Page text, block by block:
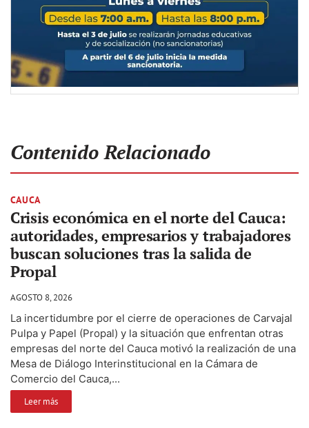
Contenido Relacionado
CAUCA
Crisis económica en el norte del Cauca:
autoridades, empresarios y trabajadores
buscan soluciones tras la salida de
Propal
AGOSTO 8, 2026
La incertidumbre por el cierre de operaciones de Carvajal
Pulpa y Papel (Propal) y la situación que enfrentan otras
empresas del norte del Cauca motivó la realización de una
Mesa de Diálogo Interinstitucional en la Cámara de
Comercio del Cauca,...
Leer más